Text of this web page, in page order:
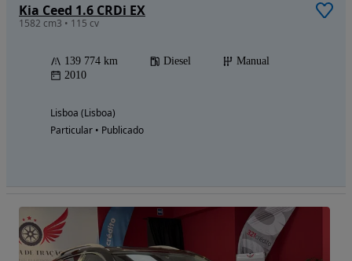
Kia Ceed 1.6 CRDi EX
1582 cm3 • 115 cv
139 774 km Diesel
Manual
2010
Lisboa (Lisboa)
Particular • Publicado